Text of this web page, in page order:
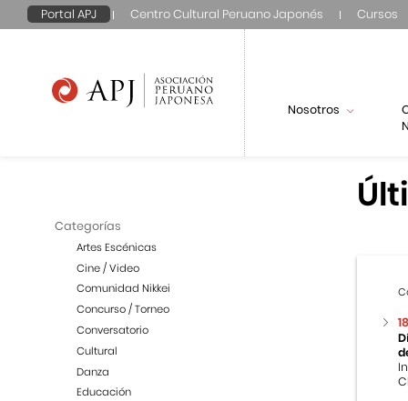
Portal APJ Centro Cultural Peruano Japonés Cursos
Nosotros
Categorías
Artes Escénicas
Cine / Video
Comunidad Nikkei
Concurso / Torneo
Conversatorio
Cultural
Danza
Educación